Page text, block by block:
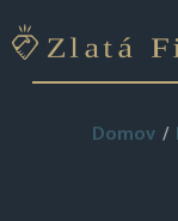
Domov